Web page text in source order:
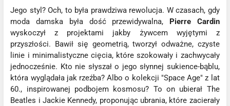
Jego styl? Och, to była prawdziwa rewolucja. W czasach, gdy
moda damska była dość przewidywalna,
Pierre Cardin
wyskoczył z projektami jakby żywcem wyjętymi z
przyszłości. Bawił się geometrią, tworzył odważne, czyste
linie i minimalistyczne cięcia, które szokowały i zachwycały
jednocześnie. Kto nie słyszał o jego słynnej sukience-bąblu,
która wyglądała jak rzeźba? Albo o kolekcji "Space Age" z lat
60., inspirowanej podbojem kosmosu? To on ubierał The
Beatles i Jackie Kennedy, proponując ubrania, które zacierały